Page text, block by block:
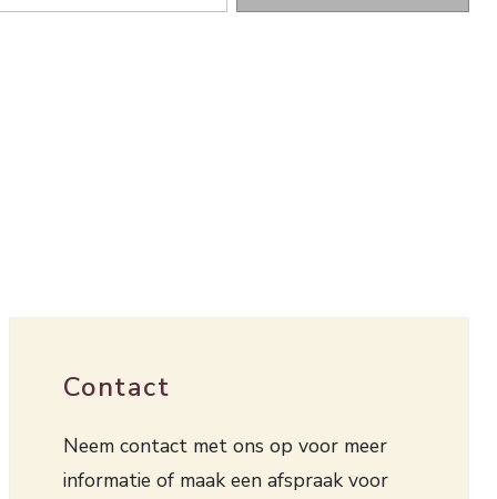
Contact
Neem contact met ons op voor meer
informatie of maak een afspraak voor